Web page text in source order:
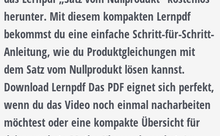
herunter. Mit diesem kompakten Lernpdf
bekommst du eine einfache Schritt-für-Schritt-
Anleitung, wie du Produktgleichungen mit
dem Satz vom Nullprodukt lösen kannst.
Download Lernpdf Das PDF eignet sich perfekt,
wenn du das Video noch einmal nacharbeiten
möchtest oder eine kompakte Übersicht für